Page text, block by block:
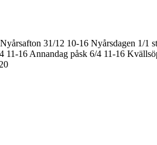
Nyårsafton 31/12 10-16 Nyårsdagen 1/1
11-16 Annandag påsk 6/4 11-16